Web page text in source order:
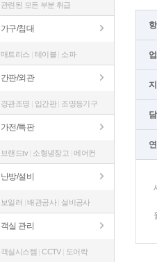
관련된 모든 부분 취급
가구/침대
매트리스 테이블 소파
간판/외관
경관조명 입간판| 조명등기구
가전/특판
브랜드tv 소형냉장고 |에어컨
난방/설비
보일러 |배관공사| 설비공사
객실 관리
객실시스템 |CCTV| 도어락